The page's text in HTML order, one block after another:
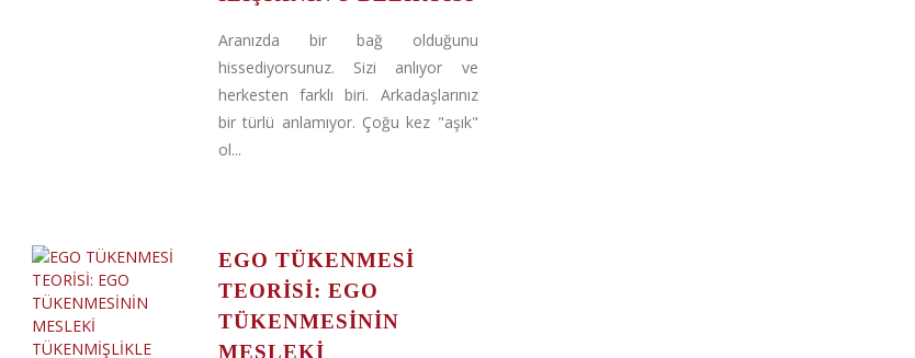
Aranızda bir bağ olduğunu
hissediyorsunuz. Sizi anlıyor ve
herkesten farklı biri. Arkadaşlarınız
bir türlü anlamıyor. Çoğu kez "aşık"
ol...
EGO TÜKENMESİ
TEORİSİ: EGO
TÜKENMESİNİN
MESLEKİ